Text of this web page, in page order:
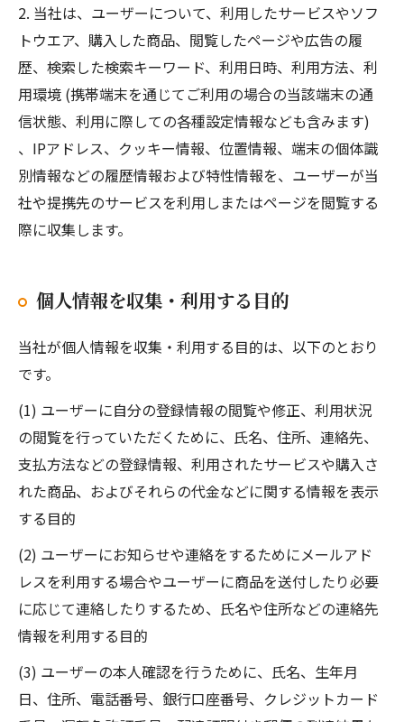
2. 当社は、ユーザーについて、利用したサービスやソフ
トウエア、購入した商品、閲覧したページや広告の履
歴、検索した検索キーワード、利用日時、利用方法、利
用環境 (携帯端末を通じてご利用の場合の当該端末の通
信状態、利用に際しての各種設定情報なども含みます)
、IPアドレス、クッキー情報、位置情報、端末の個体識
別情報などの履歴情報および特性情報を、ユーザーが当
社や提携先のサービスを利用しまたはページを閲覧する
際に収集します。
個人情報を収集・利用する目的
当社が個人情報を収集・利用する目的は、以下のとおり
です。
(1) ユーザーに自分の登録情報の閲覧や修正、利用状況
の閲覧を行っていただくために、氏名、住所、連絡先、
支払方法などの登録情報、利用されたサービスや購入さ
れた商品、およびそれらの代金などに関する情報を表示
する目的
(2) ユーザーにお知らせや連絡をするためにメールアド
レスを利用する場合やユーザーに商品を送付したり必要
に応じて連絡したりするため、氏名や住所などの連絡先
情報を利用する目的
(3) ユーザーの本人確認を行うために、氏名、生年月
日、住所、電話番号、銀行口座番号、クレジットカード